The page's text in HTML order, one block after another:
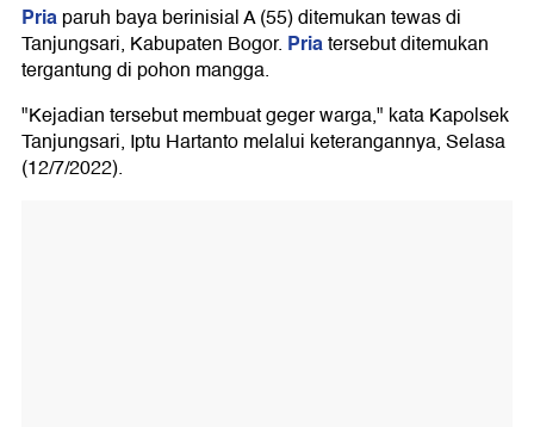
Priaparuh baya berinisial A (55) ditemukan tewas di
Tanjungsari, Kabupaten Bogor. Priatersebut ditemukan
tergantung di pohon mangga.
"Kejadian tersebut membuat geger warga," kata Kapolsek
Tanjungsari, Iptu Hartanto melalui keterangannya, Selasa
(12/7/2022).